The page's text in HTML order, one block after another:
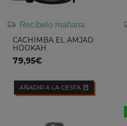
Recíbelo mañana
CACHIMBA EL AMJAD
HOOKAH
79,95€
AÑADIR A LA CESTA